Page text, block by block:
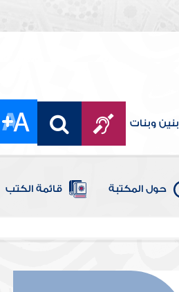
بنين وبنات
حول المكتبة قائمة الكتب